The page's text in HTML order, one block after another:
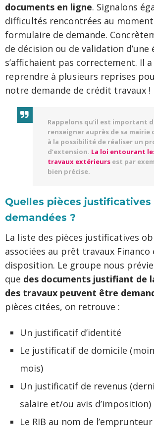
documents en ligne. Signalons
difficultés rencontrées au
formulaire de demande.
de décision ou de validation d’une
s’affichaient pas correctement. Il a
reprendre à plusieurs reprises
notre demande de crédit travaux !
Rappelons qu’il est important
renseigner auprès de sa mairie
à la possibilité de réaliser un
d’extension. La loi entourant
travaux extérieursest par
bien précise.
Quelles pièces justificatives
demandées ?
La liste des pièces justificatives
associées au prêt travaux Financo
disposition. Le groupe nous
que des documents justifiant de
des travaux peuvent être
pièces citées, on retrouve :
Un justificatif d’identité
Le justificatif de domicile
mois)
Un justificatif de revenus
salaire et/ou avis d’imposition)
Le RIB au nom de l’emprunteur